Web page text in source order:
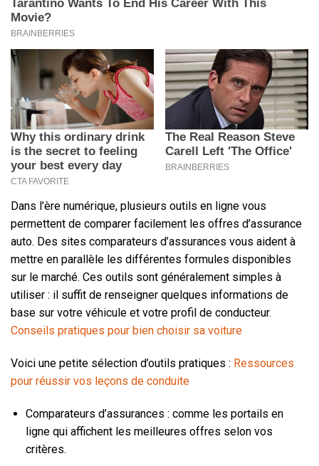
Dans l’ère numérique, plusieurs outils en ligne vous
permettent de comparer facilement les offres d’assurance
auto. Des sites comparateurs d’assurances vous aident à
mettre en parallèle les différentes formules disponibles
sur le marché. Ces outils sont généralement simples à
utiliser : il suffit de renseigner quelques informations de
base sur votre véhicule et votre profil de conducteur.
Conseils pratiques pour bien choisir sa voiture
Voici une petite sélection d’outils pratiques : Ressources
pour réussir vos leçons de conduite
Comparateurs d’assurances : comme les portails en
ligne qui affichent les meilleures offres selon vos
critères.